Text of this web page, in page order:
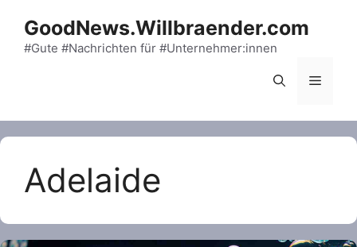
content
GoodNews.Willbraender.com
#Gute #Nachrichten für #Unternehmer:innen
Menu
Adelaide